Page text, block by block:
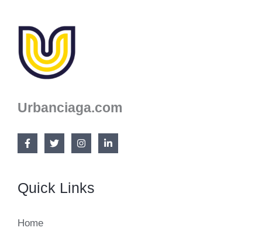
&
Urbanciaga.com
Quick Links
Home